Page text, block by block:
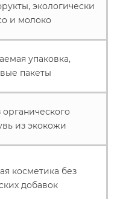
экологически
и молоко
упаковка,
пакеты
из экокожи
косметика без
добавок
ТС